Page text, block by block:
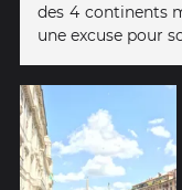
des 4 continents
une excuse pour